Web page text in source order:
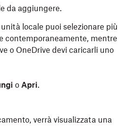
da aggiungere.
locale puoi selezionare più
contemporaneamente, mentre
o OneDrive devi caricarli uno
o Apri.
verrà visualizzata una